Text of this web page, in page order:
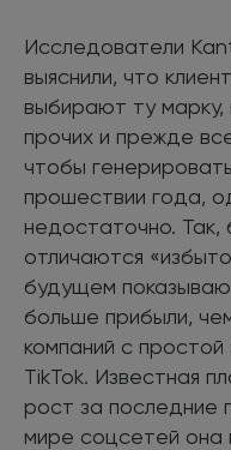
Исследователи
выяснили, что
выбирают ту
прочих и прежде
чтобы
прошествии года,
недостаточно.
отличаются
будущем
больше прибыли,
компаний с
TikTok. Известная
рост за последние
мире соцсетей она